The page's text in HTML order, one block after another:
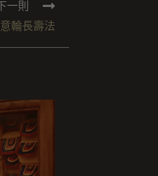
下一則
輪長壽法